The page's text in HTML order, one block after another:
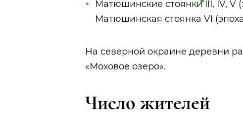
Матюшинские стоянкиIII, IV, V
Матюшинская стоянка VI
На северной окраине деревни
«Моховое озеро».
Число жителей